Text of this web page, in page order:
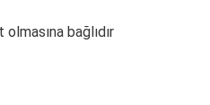
bağlıdır